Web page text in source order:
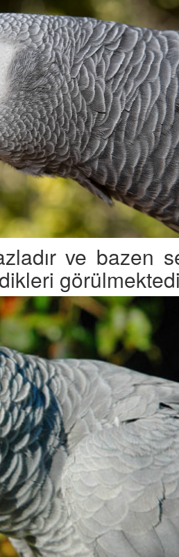
ve bazen